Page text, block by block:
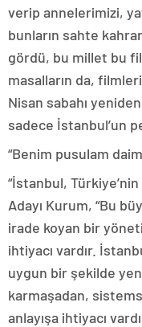
verip annelerimizi,
bunların sahte
gördü, bu millet bu
masalların da,
Nisan sabahı
sadece İstanbul’un
“Benim pusulam
“İstanbul, Türkiye’nin
Adayı Kurum, “Bu
irade koyan bir
ihtiyacı vardır.
uygun bir şekilde
karmaşadan,
anlayışa ihtiyacı